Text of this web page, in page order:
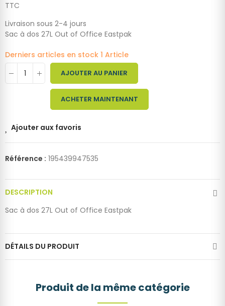
TTC
Livraison sous 2-4 jours
Sac à dos 27L Out of Office Eastpak
Derniers articles en stock 1 Article
AJOUTER AU PANIER
ACHETER MAINTENANT
Ajouter aux favoris
Référence : 195439947535
DESCRIPTION
Sac à dos 27L Out of Office Eastpak
DÉTAILS DU PRODUIT
Produit de la même catégorie